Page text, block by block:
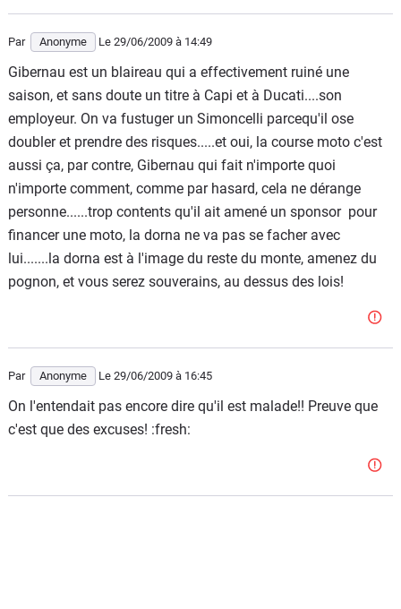
Par Anonyme Le 29/06/2009 à 14:49
Gibernau est un blaireau qui a effectivement ruiné une
saison, et sans doute un titre à Capi et à Ducati....son
employeur. On va fustuger un Simoncelli parcequ'il ose
doubler et prendre des risques.....et oui, la course moto c'est
aussi ça, par contre, Gibernau qui fait n'importe quoi
n'importe comment, comme par hasard, cela ne dérange
personne......trop contents qu'il ait amené un sponsor pour
financer une moto, la dorna ne va pas se facher avec
lui.......la dorna est à l'image du reste du monte, amenez du
pognon, et vous serez souverains, au dessus des lois!
Par Anonyme Le 29/06/2009 à 16:45
On l'entendait pas encore dire qu'il est malade!! Preuve que
c'est que des excuses! :fresh: